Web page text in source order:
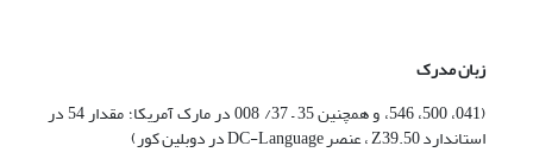
زبان مدرک
(041، 500، 546، و همچنین 35 – 37/ 008 در مارک آمریکا؛ مقدار 54 در
استاندارد Z39.50 ، عنصر DC-Language در دوبلین کور)